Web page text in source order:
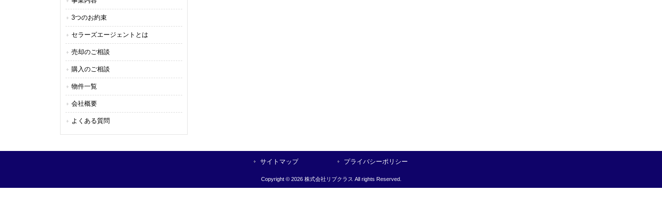
3つのお約束
セラーズエージェントとは
売却のご相談
購入のご相談
物件一覧
会社概要
よくある質問
サイトマップ プライバシーポリシー
Copyright © 2026 株式会社リブクラス All rights Reserved.